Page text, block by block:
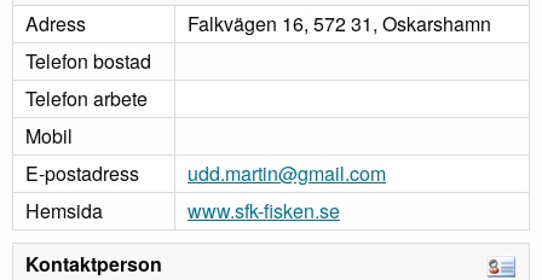
Adress
Falkvägen 16, 572 31, Oskarshamn
Telefon bostad
Telefon arbete
Mobil
E-postadress
udd.martin@gmail.com
Hemsida
www.sfk-fisken.se
Kontaktperson